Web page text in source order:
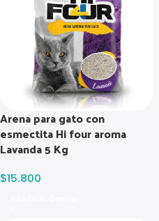
Arena para gato con
esmectita Hi four aroma
Lavanda 5 Kg
$15.800